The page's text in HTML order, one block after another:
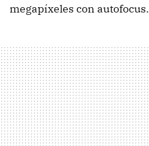
megapíxeles con autofocus.